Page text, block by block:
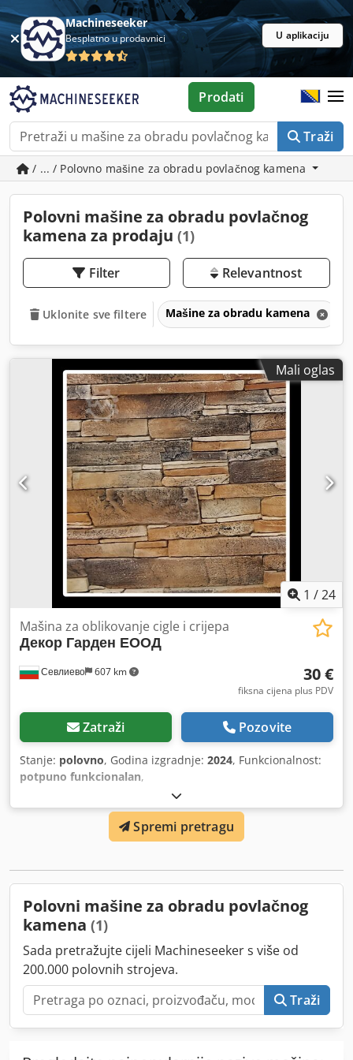
Machineseeker
Besplatno u prodavnici U aplikaciju
Traži
Prodati
/ ... / Polovno mašine za obradu povlačnog kamena
Polovni mašine za obradu povlačnog
kamena za prodaju (1)
Filter Relevantnost
Uklonite sve filtere Mašine za obradu kamena
Mali oglas
1 /24
Севлиево 607 km
Mašina za oblikovanje cigle i crijepa
Декор Гарден ЕООД
30 €
fiksna cijena plus PDV
Zatraži Pozovite
Stanje: polovno, Godina izgradnje: 2024, Funkcionalnost:
potpuno funkcionalan,
Spremi pretragu
Polovni mašine za obradu povlačnog
kamena (1)
Sada pretražujte cijeli Machineseeker s više od
200.000 polovnih strojeva.
Traži